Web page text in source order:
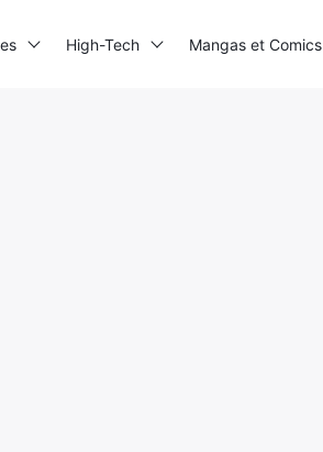
High-Tech Mangas et Comics